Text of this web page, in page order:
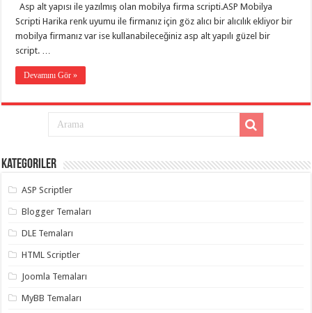
organizasyon,
gaziantep
organizasyon
gaziantep
organizasyon
palyaço
Asp alt yapısı ile yazılmış olan mobilya firma scripti.ASP Mobilya
Scripti Harika renk uyumu ile firmanız için göz alıcı bir alıcılık ekliyor bir
mobilya firmanız var ise kullanabileceğiniz asp alt yapılı güzel bir
script. …
Devamını Gör »
Kategoriler
ASP Scriptler
Blogger Temaları
DLE Temaları
HTML Scriptler
Joomla Temaları
MyBB Temaları